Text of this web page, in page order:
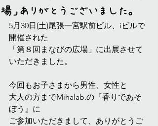
場」ありがとうございました。
5月30日(土)尾張一宮駅前ビル、iビルで
開催された
「第８回まなびの広場」に出展させて
いただきました。
今回もお子さまから男性、女性と
大人の方までMihalab.の『香りであそ
ぼう』に
ご参加いただきまして、ありがとうご